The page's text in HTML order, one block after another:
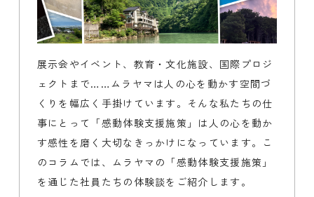
展示会やイベント、教育・文化施設、国際プロジ
ェクトまで……ムラヤマは人の心を動かす空間づ
くりを幅広く手掛けています。そんな私たちの仕
事にとって「感動体験支援施策」は人の心を動か
す感性を磨く大切なきっかけになっています。こ
のコラムでは、ムラヤマの「感動体験支援施策」
を通じた社員たちの体験談をご紹介します。